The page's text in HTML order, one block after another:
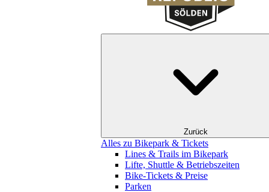
Zurück
Alles zu Bikepark & Tickets
Lines & Trails im Bikepark
Lifte, Shuttle & Betriebszeiten
Bike-Tickets & Preise
Parken